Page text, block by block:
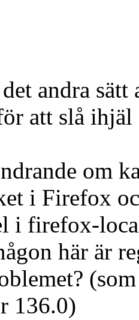
andra
att slå ihjäl
om
i Firefox
i firefox-
här är
136.0)